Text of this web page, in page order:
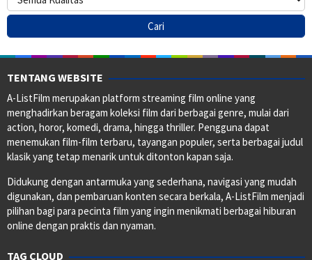
TENTANG WEBSITE
A-ListFilm merupakan platform streaming film online yang
menghadirkan beragam koleksi film dari berbagai genre, mulai dari
action, horor, komedi, drama, hingga thriller. Pengguna dapat
menemukan film-film terbaru, tayangan populer, serta berbagai judul
klasik yang tetap menarik untuk ditonton kapan saja.
Didukung dengan antarmuka yang sederhana, navigasi yang mudah
digunakan, dan pembaruan konten secara berkala, A-ListFilm menjadi
pilihan bagi para pecinta film yang ingin menikmati berbagai hiburan
online dengan praktis dan nyaman.
TAG CLOUD